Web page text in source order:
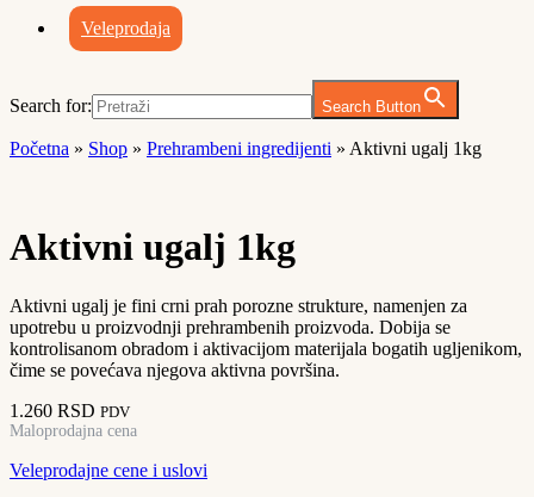
Veleprodaja
Search for: Search Button
Početna » Shop » Prehrambeni ingredijenti » Aktivni ugalj 1kg
Aktivni ugalj 1kg
Aktivni ugalj je fini crni prah porozne strukture, namenjen za
upotrebu u proizvodnji prehrambenih proizvoda. Dobija se
kontrolisanom obradom i aktivacijom materijala bogatih ugljenikom,
čime se povećava njegova aktivna površina.
1.260 RSD PDV
Maloprodajna cena
Veleprodajne cene i uslovi